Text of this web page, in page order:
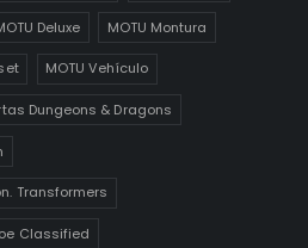
Deluxe MOTU Montura
MOTU Vehículo
Dungeons & Dragons
Transformers
Classified